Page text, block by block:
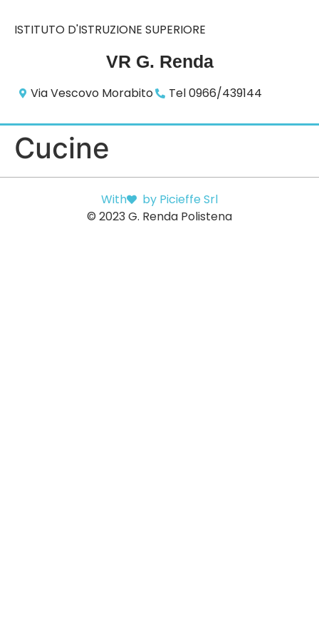
ISTITUTO D'ISTRUZIONE SUPERIORE
VR G. Renda
Via Vescovo Morabito Tel 0966/439144
Cucine
With
by Picieffe Srl
© 2023 G. Renda Polistena